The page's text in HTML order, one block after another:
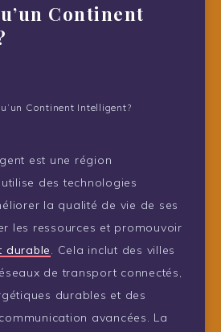
Continent
Continent Intelligent?
est une région
des technologies
la qualité de vie de ses
les ressources et promouvoir
durable. Cela inclut des villes
de transport connectés,
durables et des
avancées. La